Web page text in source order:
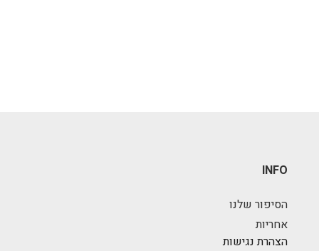
INFO
הסיפור שלנו
אחריות
הצהרת נגישות